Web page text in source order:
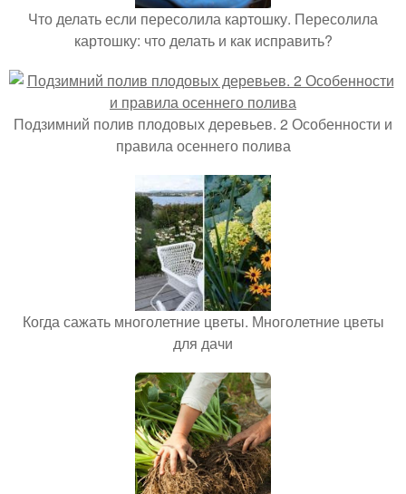
Что делать если пересолила картошку. Пересолила
картошку: что делать и как исправить?
Подзимний полив плодовых деревьев. 2 Особенности и
правила осеннего полива
Когда сажать многолетние цветы. Многолетние цветы
для дачи